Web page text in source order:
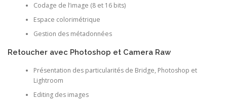
Codage de l’image (8 et 16 bits)
Espace colorimétrique
Gestion des métadonnées
Retoucher avec Photoshop et Camera Raw
Présentation des particularités de Bridge, Photoshop et
Lightroom
Editing des images